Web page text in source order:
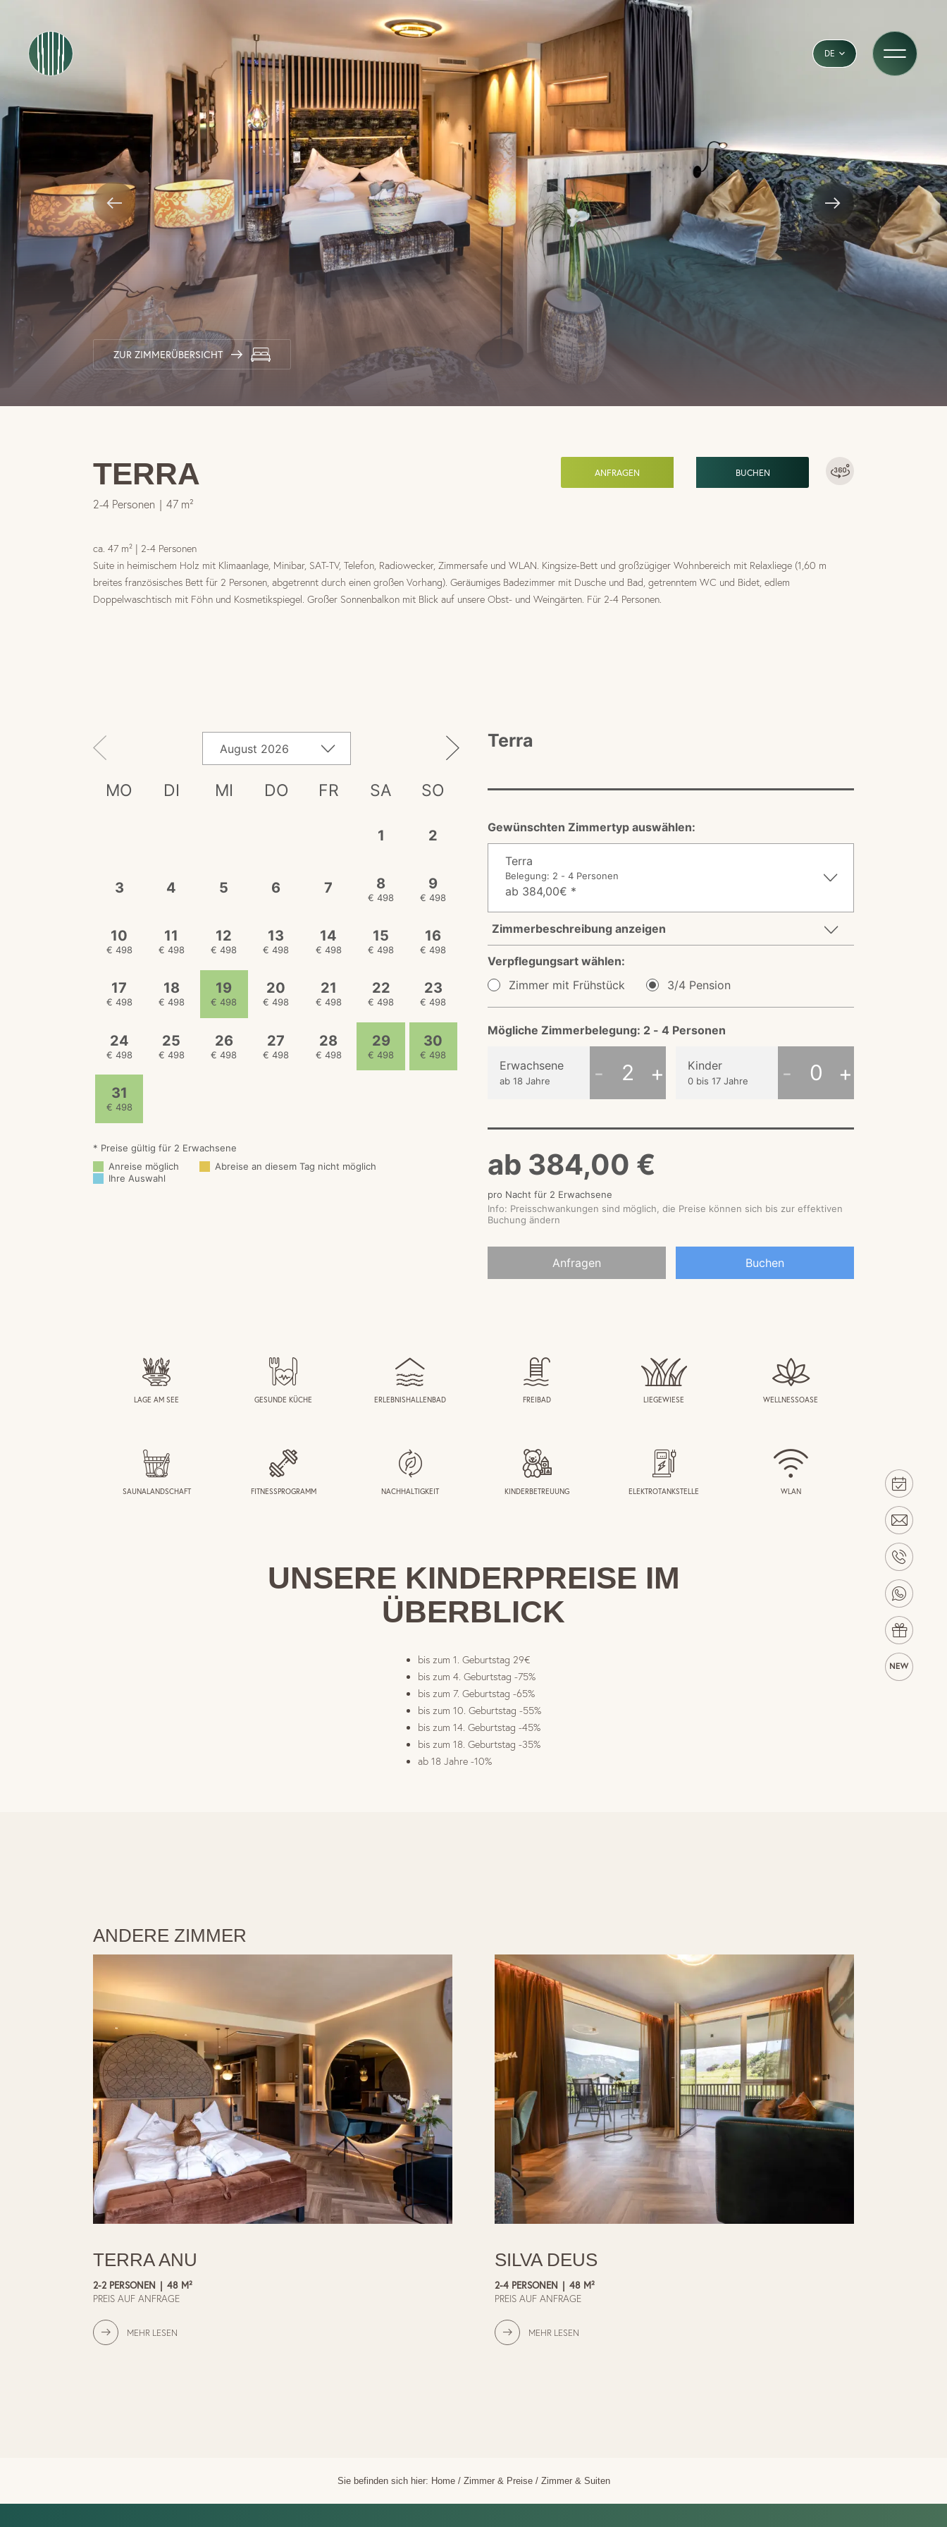
DEIT
EN
ZUR ZIMMERÜBERSICHT
TERRA
2-4 Personen | 47 m²
ANFRAGEN BUCHEN
ca. 47 m² | 2-4 Personen
Suite in heimischem Holz mit Klimaanlage, Minibar, SAT-TV, Telefon, Radiowecker, Zimmersafe und WLAN. Kingsize-Bett und großzügiger Wohnbereich mit Relaxliege (1,60 m
breites französisches Bett für 2 Personen, abgetrennt durch einen großen Vorhang). Geräumiges Badezimmer mit Dusche und Bad, getrenntem WC und Bidet, edlem
Doppelwaschtisch mit Föhn und Kosmetikspiegel. Großer Sonnenbalkon mit Blick auf unsere Obst- und Weingärten. Für 2-4 Personen.
LAGE AM SEE GESUNDE KÜCHE ERLEBNISHALLENBAD FREIBAD LIEGEWIESE WELLNESSOASE
SAUNALANDSCHAFT FITNESSPROGRAMM NACHHALTIGKEIT KINDERBETREUUNG ELEKTROTANKSTELLE WLAN
UNSERE KINDERPREISE IM
ÜBERBLICK
bis zum 1. Geburtstag 29€
bis zum 4. Geburtstag -75%
bis zum 7. Geburtstag -65%
bis zum 10. Geburtstag -55%
bis zum 14. Geburtstag -45%
bis zum 18. Geburtstag -35%
ab 18 Jahre -10%
ANDERE ZIMMER
TERRA ANU
2-2 PERSONEN | 48 M²
PREIS AUF ANFRAGE
MEHR LESEN
SILVA DEUS
2-4 PERSONEN | 48 M²
PREIS AUF ANFRAGE
MEHR LESEN
Sie befinden sich hier: Home/ Zimmer & Preise/ Zimmer & Suiten